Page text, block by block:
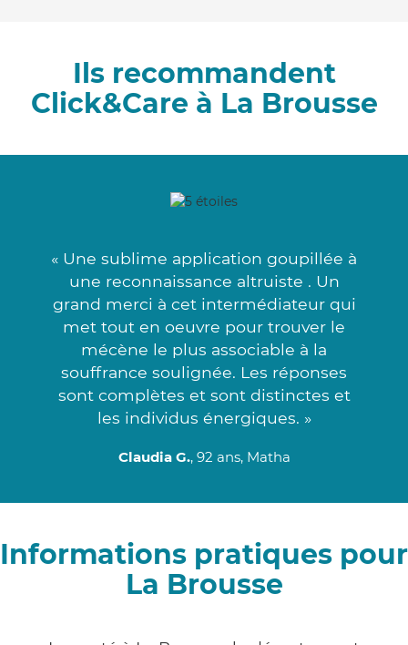
Ils recommandent
Click&Care à La Brousse
« Une sublime application goupillée à
une reconnaissance altruiste . Un
grand merci à cet intermédiateur qui
met tout en oeuvre pour trouver le
mécène le plus associable à la
souffrance soulignée. Les réponses
sont complètes et sont distinctes et
les individus énergiques. »
Claudia G., 92 ans, Matha
Informations pratiques pour
La Brousse